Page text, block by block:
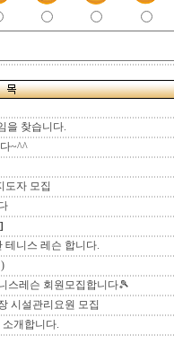
을 찾습니다.
~^^
도자 모집
테니스 레슨 합니다.
스레슨 회원모집합니다🎾
시설관리요원 모집
개합니다.